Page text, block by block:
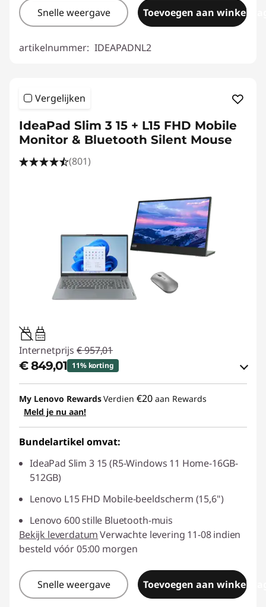
Snelle weergave Toevoegen aan
artikelnummer: IDEAPADNL2
Vergelijken
IdeaPad Slim 3 15 + L15 FHD Mobile
Monitor & Bluetooth Silent Mouse
(801)
45W-65W
USB PD
Internetprijs € 957,01
€ 849,01 11% korting
eCoupon-besparingen :-€ 108,00
eCoupon gebruiken :
My Lenovo RewardsVerdien €20 aan Rewards
Meld je nu aan!
Bundelartikel omvat:
IdeaPad Slim 3 15 (R5-Windows 11 Home-16GB-
512GB)
Lenovo L15 FHD Mobile-beeldscherm (15,6")
Lenovo 600 stille Bluetooth-muis
Bekijk leverdatumVerwachte levering 11-08 indien
besteld vóór 05:00 morgen
Snelle weergave Toevoegen aan